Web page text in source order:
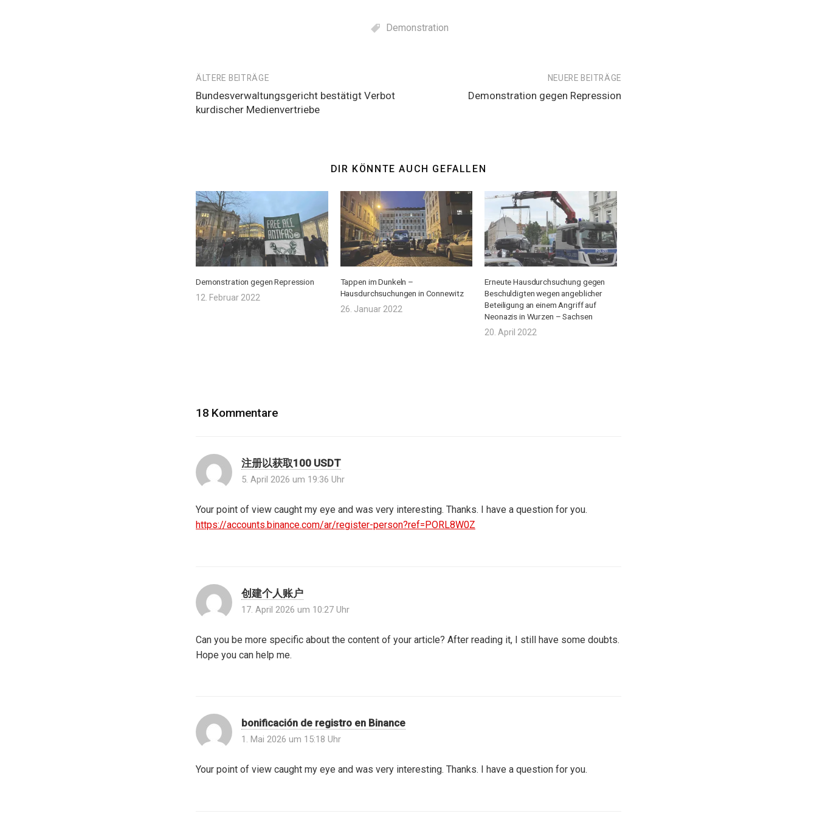
Demonstration
Beitragsnavigation
ÄLTERE BEITRÄGE
Bundesverwaltungsgericht bestätigt Verbot
kurdischer Medienvertriebe
NEUERE BEITRÄGE
Demonstration gegen Repression
DIR KÖNNTE AUCH GEFALLEN
Demonstration gegen Repression
12. Februar 2022
Tappen im Dunkeln –
Hausdurchsuchungen in Connewitz
26. Januar 2022
Erneute Hausdurchsuchung gegen
Beschuldigten wegen angeblicher
Beteiligung an einem Angriff auf
Neonazis in Wurzen – Sachsen
20. April 2022
18 Kommentare
注册以获取100 USDT
5. April 2026 um 19:36 Uhr
Your point of view caught my eye and was very interesting. Thanks. I have a question for you.
https://accounts.binance.com/ar/register-person?ref=PORL8W0Z
创建个人账户
17. April 2026 um 10:27 Uhr
Can you be more specific about the content of your article? After reading it, I still have some doubts.
Hope you can help me.
bonificación de registro en Binance
1. Mai 2026 um 15:18 Uhr
Your point of view caught my eye and was very interesting. Thanks. I have a question for you.